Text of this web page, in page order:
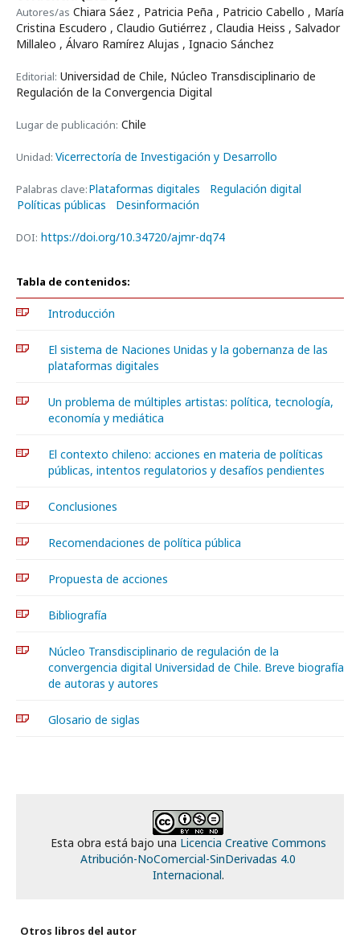
Autores/as Chiara Sáez , Patricia Peña , Patricio Cabello , María
Cristina Escudero , Claudio Gutiérrez , Claudia Heiss , Salvador
Millaleo , Álvaro Ramírez Alujas , Ignacio Sánchez
Editorial: Universidad de Chile, Núcleo Transdisciplinario de
Regulación de la Convergencia Digital
Lugar de publicación: Chile
Unidad: Vicerrectoría de Investigación y Desarrollo
Palabras clave:Plataformas digitales
Regulación digital
Políticas públicas
Desinformación
DOI: https://doi.org/10.34720/ajmr-dq74
Tabla de contenidos:
Introducción
El sistema de Naciones Unidas y la gobernanza de las
plataformas digitales
Un problema de múltiples artistas: política, tecnología,
economía y mediática
El contexto chileno: acciones en materia de políticas
públicas, intentos regulatorios y desafíos pendientes
Conclusiones
Recomendaciones de política pública
Propuesta de acciones
Bibliografía
Núcleo Transdisciplinario de regulación de la
convergencia digital Universidad de Chile. Breve biografía
de autoras y autores
Glosario de siglas
Esta obra está bajo una Licencia Creative Commons
Atribución-NoComercial-SinDerivadas 4.0
Internacional.
Otros libros del autor